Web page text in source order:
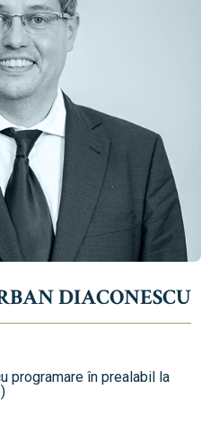
DIACONESCU
programare în prealabil la
)